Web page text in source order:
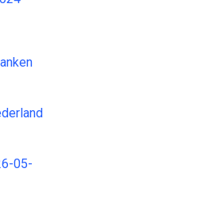
05-